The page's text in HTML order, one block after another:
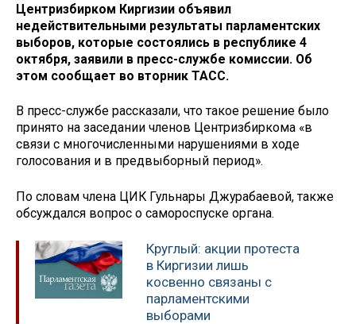
Центризбирком Киргизии объявил
недействительными результаты парламентских
выборов, которые состоялись в республике 4
октября, заявили в пресс-службе комиссии. Об
этом сообщает во вторник ТАСС.
В пресс-службе рассказали, что такое решение было
принято на заседании членов Центризбиркома «в
связи с многочисленными нарушениями в ходе
голосования и в предвыборный период».
По словам члена ЦИК Гульнары Джурабаевой, также
обсуждался вопрос о самороспуске органа.
Круглый: акции протеста
в Киргизии лишь
косвенно связаны с
парламентскими
выборами